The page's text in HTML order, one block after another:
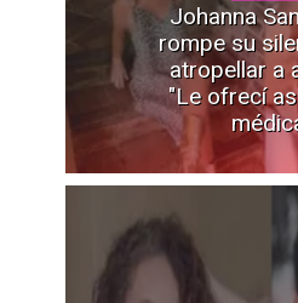
Johanna
rompe su
atropellar a
"Le ofrecí